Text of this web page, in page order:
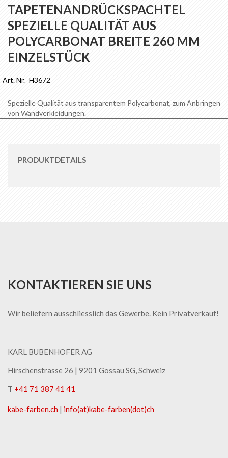
TAPETENANDRÜCKSPACHTEL
SPEZIELLE QUALITÄT AUS
POLYCARBONAT BREITE 260 MM
EINZELSTÜCK
Art. Nr. H3672
Anfang
der
Bildgalerie
springen
PRODUKTDETAILS
Spezielle Qualität aus transparentem Polycarbonat, zum Anbringen
von Wandverkleidungen.
KONTAKTIEREN SIE UNS
Wir beliefern ausschliesslich das Gewerbe. Kein Privatverkauf!
KARL BUBENHOFER AG
Hirschenstrasse 26 | ​9201 Gossau SG, Schweiz
T +41 71 387 41 41
kabe-​farben.ch | info(at)kabe-​farben(dot)ch